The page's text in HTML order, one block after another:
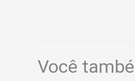
Você